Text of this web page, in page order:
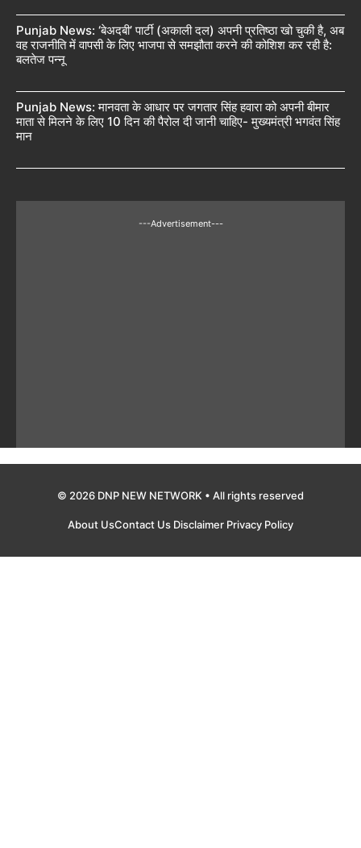
Punjab News: ‘बेअदबी’ पार्टी (अकाली दल) अपनी प्रतिष्ठा खो चुकी है, अब
वह राजनीति में वापसी के लिए भाजपा से समझौता करने की कोशिश कर रही है:
बलतेज पन्नू
Punjab News: मानवता के आधार पर जगतार सिंह हवारा को अपनी बीमार
माता से मिलने के लिए 10 दिन की पैरोल दी जानी चाहिए- मुख्यमंत्री भगवंत सिंह
मान
---Advertisement---
© 2026 DNP NEW NETWORK • All rights reserved
About UsContact Us Disclaimer Privacy Policy